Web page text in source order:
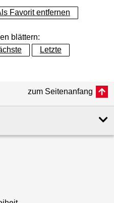
Favorit entfernen
blättern:
Letzte
zum Seitenanfang